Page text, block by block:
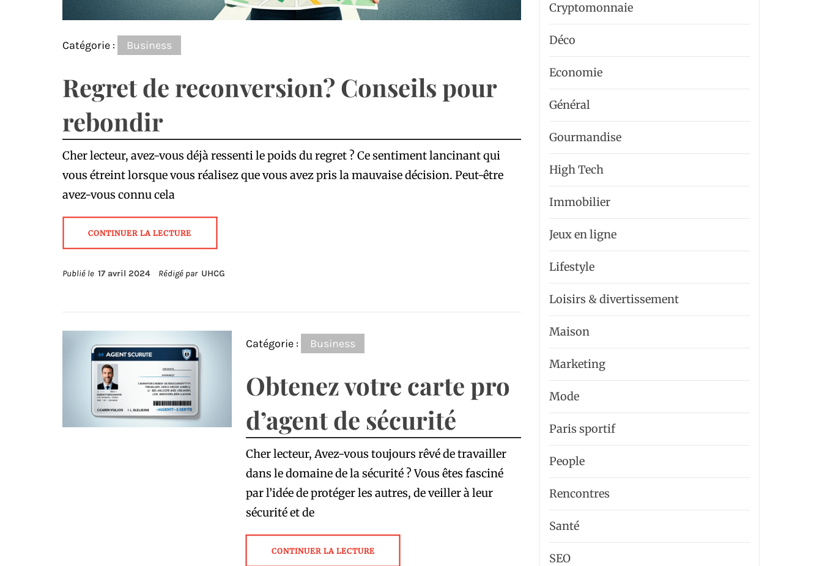
Catégorie : Business
Regret de reconversion? Conseils pour
rebondir
Cher lecteur, avez-vous déjà ressenti le poids du regret ? Ce sentiment lancinant qui
vous étreint lorsque vous réalisez que vous avez pris la mauvaise décision. Peut-être
avez-vous connu cela
CONTINUER LA LECTURE
Publié le 17 avril 2024 Rédigé par UHCG
Catégorie : Business
Obtenez votre carte pro
d’agent de sécurité
Cher lecteur, Avez-vous toujours rêvé de travailler
dans le domaine de la sécurité ? Vous êtes fasciné
par l’idée de protéger les autres, de veiller à leur
sécurité et de
CONTINUER LA LECTURE
Cryptomonnaie
Déco
Economie
Général
Gourmandise
High Tech
Immobilier
Jeux en ligne
Lifestyle
Loisirs & divertissement
Maison
Marketing
Mode
Paris sportif
People
Rencontres
Santé
SEO